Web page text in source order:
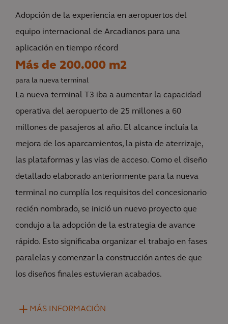
Adopción de la experiencia en aeropuertos del
equipo internacional de Arcadianos para una
aplicación en tiempo récord
Más de 200.000 m2
para la nueva terminal
La nueva terminal T3 iba a aumentar la capacidad
operativa del aeropuerto de 25 millones a 60
millones de pasajeros al año. El alcance incluía la
mejora de los aparcamientos, la pista de aterrizaje,
las plataformas y las vías de acceso. Como el diseño
detallado elaborado anteriormente para la nueva
terminal no cumplía los requisitos del concesionario
recién nombrado, se inició un nuevo proyecto que
condujo a la adopción de la estrategia de avance
rápido. Esto significaba organizar el trabajo en fases
paralelas y comenzar la construcción antes de que
los diseños finales estuvieran acabados.
MÁS INFORMACIÓN